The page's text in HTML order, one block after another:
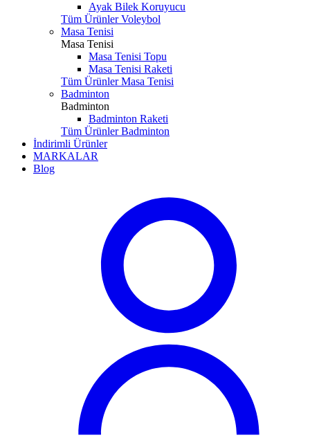
Ayak Bilek Koruyucu
Tüm Ürünler Voleybol
Masa Tenisi
Masa Tenisi
Masa Tenisi Topu
Masa Tenisi Raketi
Tüm Ürünler Masa Tenisi
Badminton
Badminton
Badminton Raketi
Tüm Ürünler Badminton
İndirimli Ürünler
MARKALAR
Blog